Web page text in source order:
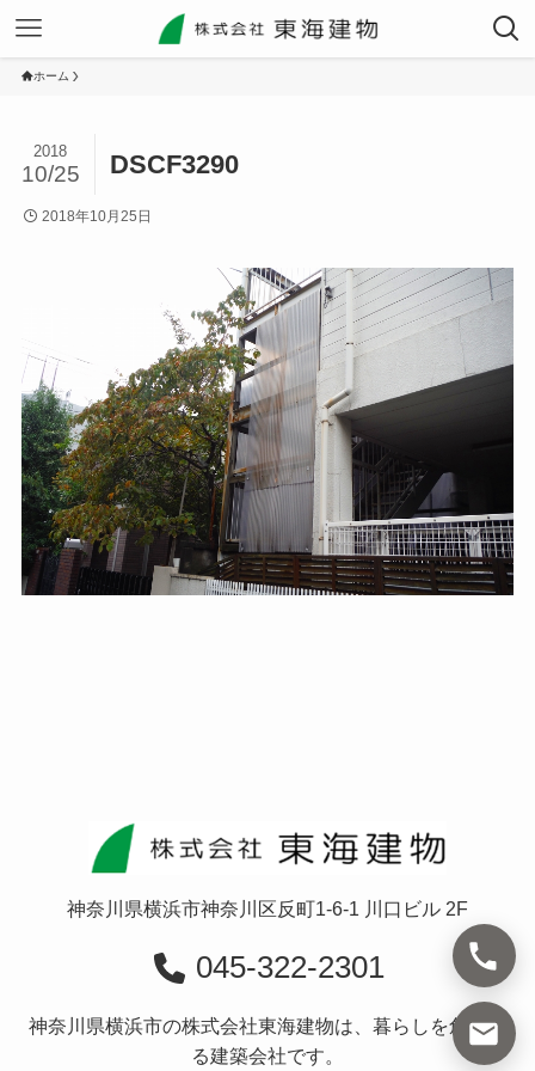
ホーム
DSCF3290
2018
10/25
2018年10月25日
神奈川県横浜市神奈川区反町1-6-1 川口ビル 2F
045-322-2301
神奈川県横浜市の株式会社東海建物は、暮らしを創造す
る建築会社です。